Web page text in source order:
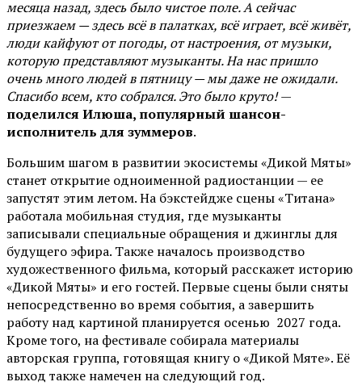
месяца назад, здесь было чистое поле. А сейчас
приезжаем — здесь всё в палатках, всё играет, всё живёт,
люди кайфуют от погоды, от настроения, от музыки,
которую представляют музыканты. На нас пришло
очень много людей в пятницу — мы даже не ожидали.
Спасибо всем, кто собрался. Это было круто!—
поделился Илюша, популярный шансон-
исполнитель для зуммеров.
Большим шагом в развитии экосистемы «Дикой Мяты»
станет открытие одноименной радиостанции — ее
запустят этим летом. На бэкстейдже сцены «Титана»
работала мобильная студия, где музыканты
записывали специальные обращения и джинглы для
будущего эфира. Также началось производство
художественного фильма, который расскажет историю
«Дикой Мяты» и его гостей. Первые сцены были сняты
непосредственно во время события, а завершить
работу над картиной планируется осенью 2027 года.
Кроме того, на фестивале собирала материалы
авторская группа, готовящая книгу о «Дикой Мяте». Её
выход также намечен на следующий год.